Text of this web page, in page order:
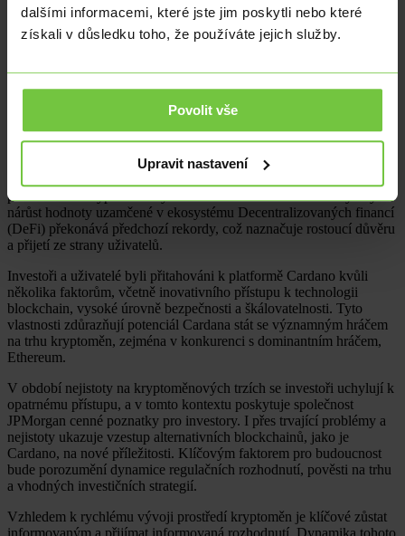
dalšími informacemi, které jste jim poskytli nebo které
získali v důsledku toho, že používáte jejich služby.
Povolit vše
Upravit nastavení
Měnící se portfolio společnosti ARK Invest
nedávno provedla významné změny ve svém portfoliu. Zajímavým
krokem bylo, že ARK vyřadila značnou část akcií společnosti
Coinbase, krypto burzy kótované na Nasdaqu, když cena jejích
akcií dosáhla 20měsíčního maxima.
Vzestup ekosystému Cardano
pozornost od kryptoměnových investičních komunit. Jeho rychlý
nárůst hodnoty uzamčené v ekosystému Decentralizovaných financí
(DeFi) překonává předchozí rekordy, což naznačuje rostoucí důvěru
a přijetí ze strany uživatelů.
Investoři a uživatelé byli přitahováni k platformě Cardano kvůli
několika faktorům, včetně inovativního přístupu k technologii
blockchain, vysoké úrovně bezpečnosti a škálovatelnosti. Tyto
vlastnosti zdůrazňují potenciál Cardana stát se významným hráčem
na trhu kryptoměn, zejména v konkurenci s dominantním hráčem,
Ethereum.
V období nejistoty na kryptoměnových trzích se investoři uchylují k
opatrnému přístupu, a v tomto kontextu poskytuje společnost
JPMorgan cenné poznatky pro investory. I přes trvající problémy a
nejistoty ukazuje vzestup alternativních blockchainů, jako je
Cardano, na nové příležitosti. Klíčovým faktorem pro budoucnost
bude porozumění dynamice regulačních rozhodnutí, pověsti na trhu
a vhodných investičních strategií.
Vzhledem k rychlému vývoji prostředí kryptoměn je klíčové zůstat
informovaným a přijímat informovaná rozhodnutí. Dynamika tohoto